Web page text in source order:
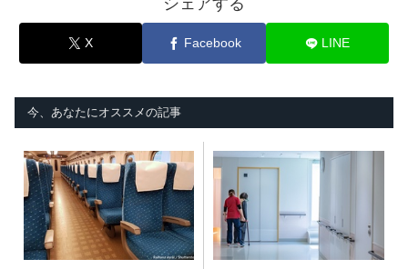
X Facebook LINE
今、あなたにオススメの記事